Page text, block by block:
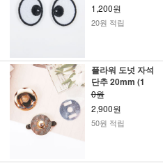
1,200원
20원 적립
플라워 도넛 자석
단추 20mm (1
0원
2,900원
50원 적립